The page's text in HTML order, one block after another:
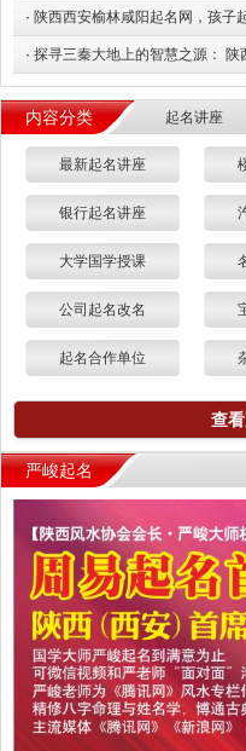
· 陕西西安榆林咸阳起名网，孩子
· 探寻三秦大地上的智慧之源： 陕
内容分类 起名讲座
最新起名讲座
银行起名讲座
大学国学授课
公司起名改名
起名合作单位
查
严峻起名